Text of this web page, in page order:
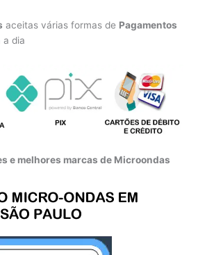
aceitas várias formas de Pagamentos
a dia
e melhores marcas de Microondas